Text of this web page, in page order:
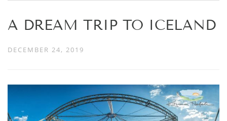
A DREAM TRIP TO ICELAND
DECEMBER 24, 2019